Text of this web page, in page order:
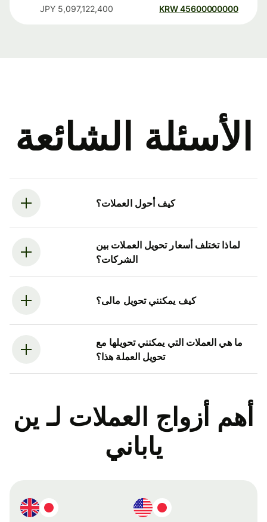
45600000000
KRW
5,097,122,400
JPY
الأسئلة الشائعة
كيف أحول العملات؟
لماذا تختلف أسعار تحويل العملات بين
الشركات؟
كيف يمكنني تحويل مالى؟
ما هي العملات التي يمكنني تحويلها مع
تحويل العملة هذا؟
أهم أزواج العملات لـ ين
ياباني